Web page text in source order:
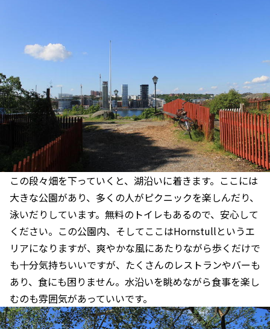
この段々畑を下っていくと、湖沿いに着きます。ここには
大きな公園があり、多くの人がピクニックを楽しんだり、
泳いだりしています。無料のトイレもあるので、安心して
ください。この公園内、そしてここはHornstullというエ
リアになりますが、爽やかな風にあたりながら歩くだけで
も十分気持ちいいですが、たくさんのレストランやバーも
あり、食にも困りません。水沿いを眺めながら食事を楽し
むのも雰囲気があっていいです。